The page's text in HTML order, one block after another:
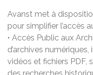
Avanst met à
pour simplifier l’accès
• Accès Public aux
d’archives
vidéos et fichiers PDF,
des recherches